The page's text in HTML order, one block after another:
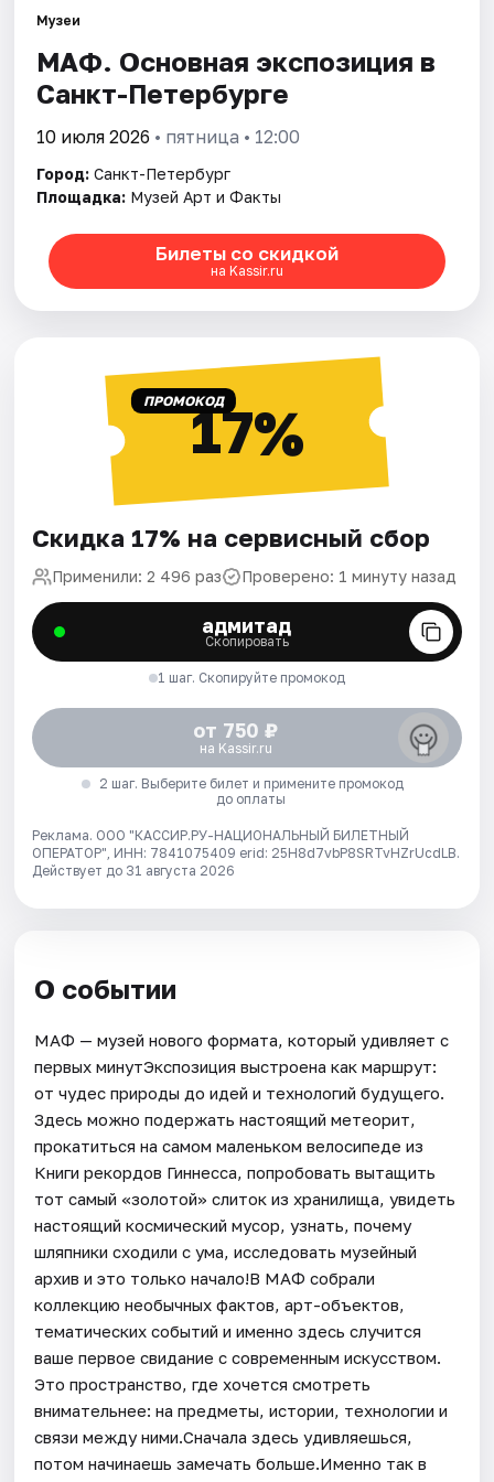
Города
Площадки
Рейтинги
Музеи
МАФ. Основная экспозиция в
Санкт-Петербурге
10 июля 2026 • пятница • 12:00
Город: Санкт-Петербург
Площадка: Музей Арт и Факты
Билеты со скидкой
на Kassir.ru
ПРОМОКОД17%
Скидка 17% на сервисный сбор
Применили: 2 496 раз Проверено: 1 минуту назад
адмитад
Скопировать
1 шаг. Скопируйте промокод
от 750 ₽
на Kassir.ru
2 шаг. Выберите билет и примените промокод
до оплаты
Реклама. ООО "КАССИР.РУ-НАЦИОНАЛЬНЫЙ БИЛЕТНЫЙ
ОПЕРАТОР", ИНН: 7841075409 erid: 25H8d7vbP8SRTvHZrUcdLB.
Действует до 31 августа 2026
О событии
МАФ — музей нового формата, который удивляет с
первых минутЭкспозиция выстроена как маршрут:
от чудес природы до идей и технологий будущего.
Здесь можно подержать настоящий метеорит,
прокатиться на самом маленьком велосипеде из
Книги рекордов Гиннесса, попробовать вытащить
тот самый «золотой» слиток из хранилища, увидеть
настоящий космический мусор, узнать, почему
шляпники сходили с ума, исследовать музейный
архив и это только начало!В МАФ собрали
коллекцию необычных фактов, арт-объектов,
тематических событий и именно здесь случится
ваше первое свидание с современным искусством.
Это пространство, где хочется смотреть
внимательнее: на предметы, истории, технологии и
связи между ними.Сначала здесь удивляешься,
потом начинаешь замечать больше.Именно так в